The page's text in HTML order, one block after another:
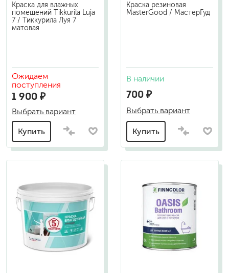
Краска для влажных
помещений Tikkurila Luja
7 / Тиккурила Луя 7
матовая
Ожидаем
поступления
1 900 ₽
Выбрать вариант
Купить
Краска резиновая
MasterGood / МастерГуд
В наличии
700 ₽
Выбрать вариант
Купить